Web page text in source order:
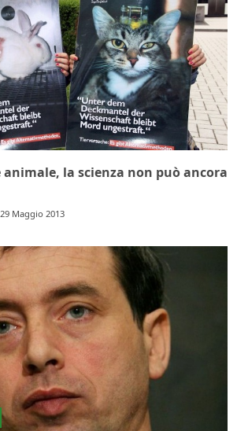
la scienza non può ancora
29 Maggio 2013